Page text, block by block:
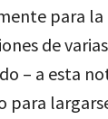
para
de
– a esta
para